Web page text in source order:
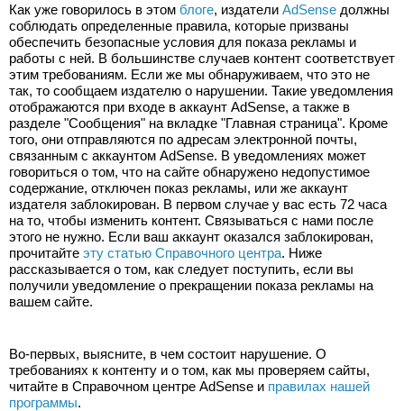
Как уже говорилось в этом блоге, издатели AdSense должны
соблюдать определенные правила, которые призваны
обеспечить безопасные условия для показа рекламы и
работы с ней. В большинстве случаев контент соответствует
этим требованиям. Если же мы обнаруживаем, что это не
так, то сообщаем издателю о нарушении. Такие уведомления
отображаются при входе в аккаунт AdSense, а также в
разделе "Сообщения" на вкладке "Главная страница". Кроме
того, они отправляются по адресам электронной почты,
связанным с аккаунтом AdSense. В уведомлениях может
говориться о том, что на сайте обнаружено недопустимое
содержание, отключен показ рекламы, или же аккаунт
издателя заблокирован. В первом случае у вас есть 72 часа
на то, чтобы изменить контент. Связываться с нами после
этого не нужно. Если ваш аккаунт оказался заблокирован,
прочитайте эту статью Справочного центра. Ниже
рассказывается о том, как следует поступить, если вы
получили уведомление о прекращении показа рекламы на
вашем сайте.
Во-первых, выясните, в чем состоит нарушение. О
требованиях к контенту и о том, как мы проверяем сайты,
читайте в Справочном центре AdSense и правилах нашей
программы.